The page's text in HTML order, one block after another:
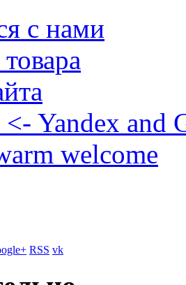
с нами
Yandex and
welcome
RSS vk